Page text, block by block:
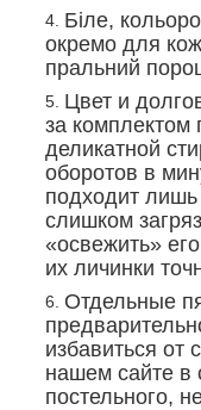
Біле,
окремо для
пральний
Цвет и
за комплектом
деликатной
оборотов в
подходит лишь
слишком
«освежить»
их личинки
Отдельные
избавиться от
нашем сайте в
постельного,